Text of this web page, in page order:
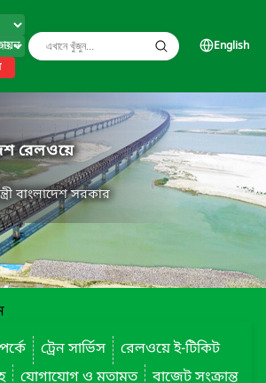
English
রেলওয়ে
বাংলাদেশ সরকার
ট্রেন সার্ভিস
রেলওয়ে ই-টিকিট
যোগাযোগ ও মতামত
বাজেট সংক্রান্ত